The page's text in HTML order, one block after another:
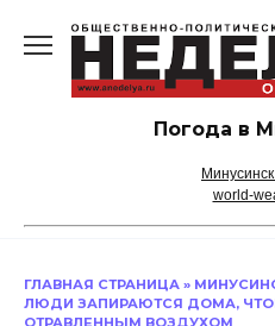
содержанию
Погода в
world-
ГЛАВНАЯ СТРАНИЦА »
ЛЮДИ ЗАПИРАЮТСЯ ДОМА,
ОТРАВЛЕННЫМ ВОЗДУХОМ